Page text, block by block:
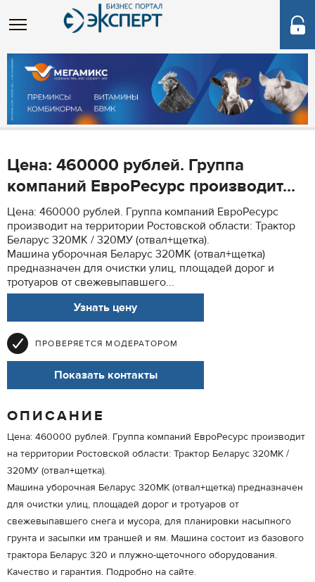
Цена: 460000 рублей. Группа
компаний ЕвроРесурс производит...
Цена: 460000 рублей. Группа компаний ЕвроРесурс
производит на территории Ростовской области: Трактор
Беларус 320МК / 320МУ (отвал+щетка).
Машина уборочная Беларус 320МК (отвал+щетка)
предназначен для очистки улиц, площадей дорог и
тротуаров от свежевыпавшего...
Узнать цену
ПРОВЕРЯЕТСЯ МОДЕРАТОРОМ
Показать контакты
ОПИСАНИЕ
Цена: 460000 рублей. Группа компаний ЕвроРесурс производит
на территории Ростовской области: Трактор Беларус 320МК /
320МУ (отвал+щетка).
Машина уборочная Беларус 320МК (отвал+щетка) предназначен
для очистки улиц, площадей дорог и тротуаров от
свежевыпавшего снега и мусора, для планировки насыпного
грунта и засыпки им траншей и ям. Машина состоит из базового
трактора Беларус 320 и плужно-щеточного оборудования.
Качество и гарантия. Подробно на сайте.